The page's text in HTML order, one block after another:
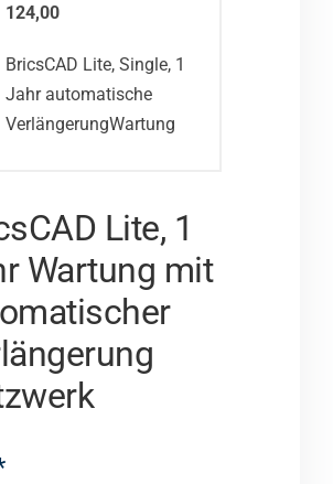
124,00
BricsCAD Lite, Single, 1
Jahr automatische
VerlängerungWartung
Lite, 1
Wartung mit